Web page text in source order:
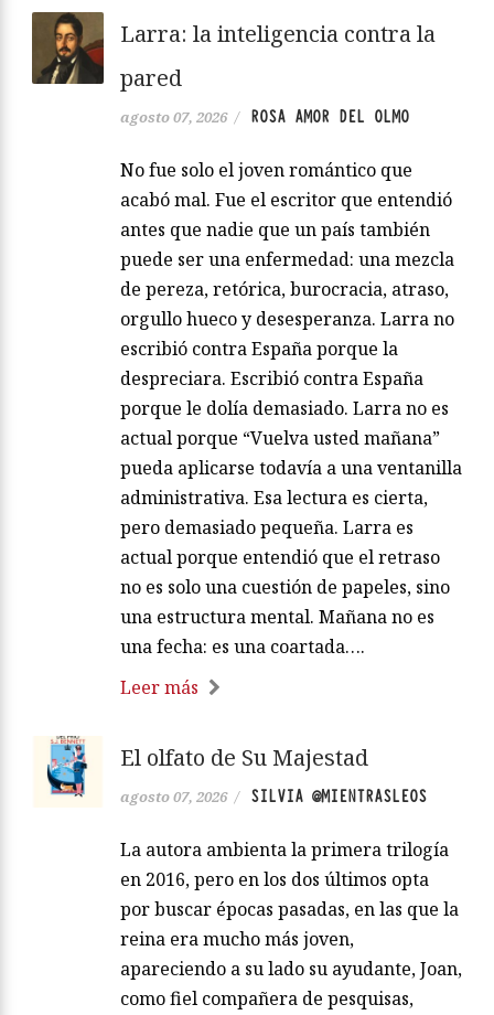
Larra: la inteligencia contra la
pared
agosto 07, 2026 / ROSA AMOR DEL OLMO
No fue solo el joven romántico que
acabó mal. Fue el escritor que entendió
antes que nadie que un país también
puede ser una enfermedad: una mezcla
de pereza, retórica, burocracia, atraso,
orgullo hueco y desesperanza. Larra no
escribió contra España porque la
despreciara. Escribió contra España
porque le dolía demasiado. Larra no es
actual porque “Vuelva usted mañana”
pueda aplicarse todavía a una ventanilla
administrativa. Esa lectura es cierta,
pero demasiado pequeña. Larra es
actual porque entendió que el retraso
no es solo una cuestión de papeles, sino
una estructura mental. Mañana no es
una fecha: es una coartada….
Leer más
El olfato de Su Majestad
agosto 07, 2026 / SILVIA @MIENTRASLEOS
La autora ambienta la primera trilogía
en 2016, pero en los dos últimos opta
por buscar épocas pasadas, en las que la
reina era mucho más joven,
apareciendo a su lado su ayudante, Joan,
como fiel compañera de pesquisas,